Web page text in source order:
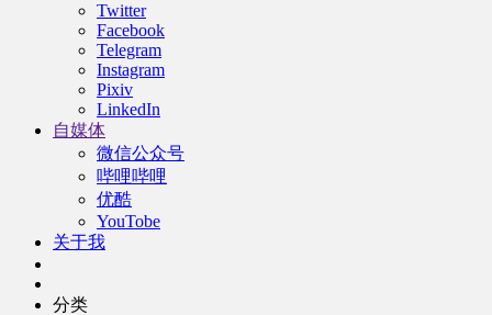
Twitter
Facebook
Telegram
Instagram
Pixiv
LinkedIn
自媒体
微信公众号
哔哩哔哩
优酷
YouTobe
关于我
分类